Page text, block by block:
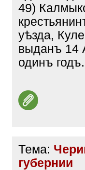
49)
уѣзда,
выданъ 14
одинъ
Тема:
губернии